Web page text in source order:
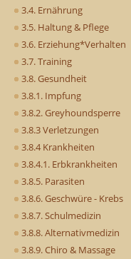
3.4. Ernährung
3.5. Haltung & Pflege
3.6. Erziehung*Verhalten
3.7. Training
3.8. Gesundheit
3.8.1. Impfung
3.8.2. Greyhoundsperre
3.8.3 Verletzungen
3.8.4 Krankheiten
3.8.4.1. Erbkrankheiten
3.8.5. Parasiten
3.8.6. Geschwüre - Krebs
3.8.7. Schulmedizin
3.8.8. Alternativmedizin
3.8.9. Chiro & Massage